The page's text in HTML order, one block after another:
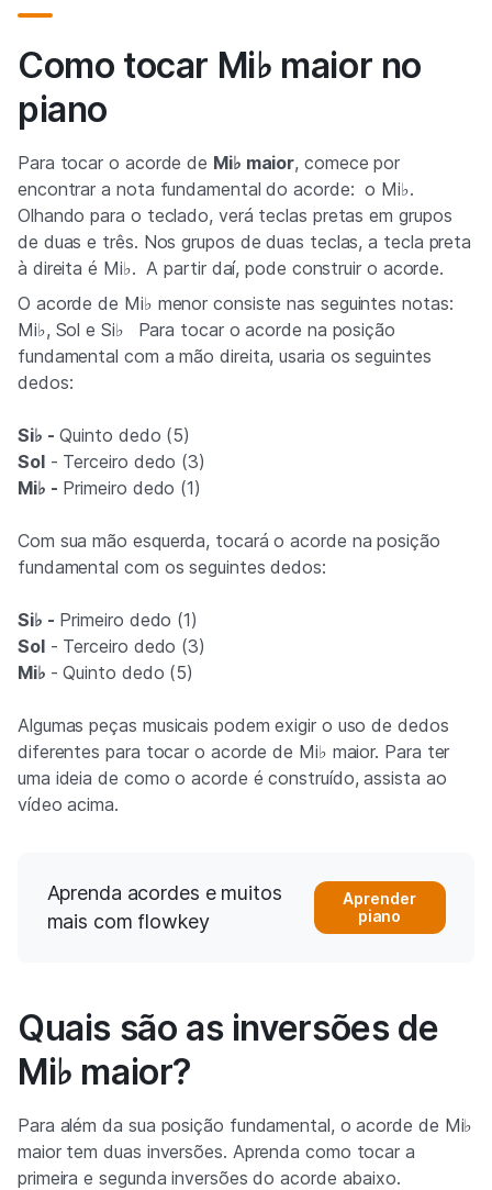
Como tocar Mi♭ maior no
piano
Para tocar o acorde de Mi♭ maior, comece por
encontrar a nota fundamental do acorde: o Mi♭.
Olhando para o teclado, verá teclas pretas em grupos
de duas e três. Nos grupos de duas teclas, a tecla preta
à direita é Mi♭. A partir daí, pode construir o acorde.
O acorde de Mi♭ menor consiste nas seguintes notas:
Mi♭, Sol e Si♭
Para tocar o acorde na posição
fundamental com a mão direita, usaria os seguintes
dedos:
Si♭ - Quinto dedo (5)
Sol- Terceiro dedo (3)
Mi♭ - Primeiro dedo (1)
Com sua mão esquerda, tocará o acorde na posição
fundamental com os seguintes dedos:
Si♭ - Primeiro dedo (1)
Sol- Terceiro dedo (3)
Mi♭ - Quinto dedo (5)
Algumas peças musicais podem exigir o uso de dedos
diferentes para tocar o acorde de Mi♭ maior. Para ter
uma ideia de como o acorde é construído, assista ao
vídeo acima.
Aprenda acordes e muitos
mais com flowkey
Aprender
piano
Quais são as inversões de
Mi♭ maior?
Para além da sua posição fundamental, o acorde de Mi♭
maior tem duas inversões. Aprenda como tocar a
primeira e segunda inversões do acorde abaixo.